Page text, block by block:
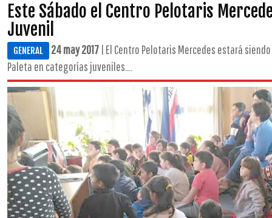
Este Sábado el Centro Pelotaris
Juvenil
GENERAL 24 may 2017 | El Centro Pelotaris Mercedes estará
Paleta en categorías juveniles....